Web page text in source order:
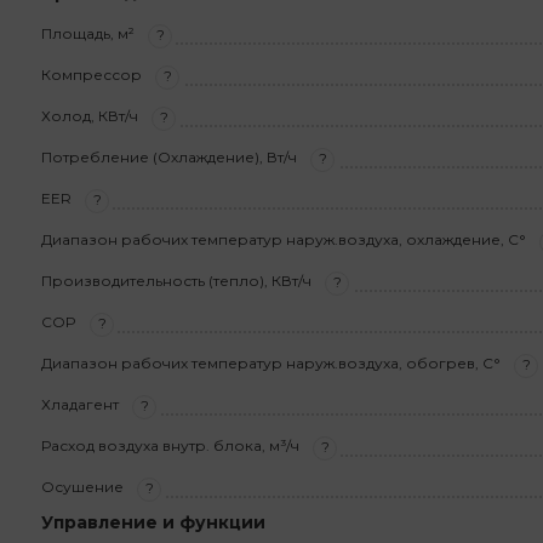
Площадь, м² ?
Компрессор ?
Холод, КВт/ч ?
Потребление (Охлаждение), Вт/ч ?
EER ?
Диапазон рабочих температур наруж.воздуха, охлаждение, С°
Производительность (тепло), КВт/ч ?
COP ?
Диапазон рабочих температур наруж.воздуха, обогрев, С° ?
Хладагент ?
Расход воздуха внутр. блока, м³/ч ?
Осушение ?
Управление и функции